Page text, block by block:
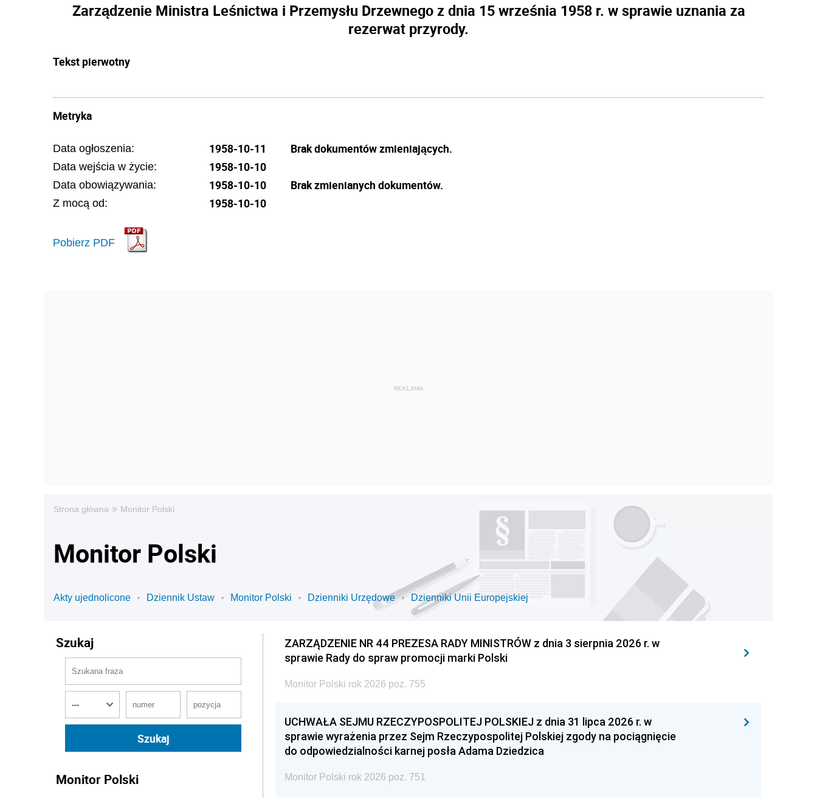
Zarządzenie Ministra Leśnictwa i Przemysłu Drzewnego z dnia 15 września 1958 r. w sprawie uznania za
rezerwat przyrody.
Tekst pierwotny
Metryka
Data ogłoszenia: 1958-10-11
Data wejścia w życie: 1958-10-10
Data obowiązywania: 1958-10-10
Z mocą od: 1958-10-10
Pobierz PDF
Brak dokumentów zmieniających.
Brak zmienianych dokumentów.
Strona główna » Monitor Polski
Monitor Polski
Akty ujednolicone Dziennik Ustaw Monitor Polski Dzienniki Urzędowe Dzienniki Unii Europejskiej
Szukaj
Monitor Polski
ZARZĄDZENIE NR 44 PREZESA RADY MINISTRÓW z dnia 3 sierpnia 2026 r. w
sprawie Rady do spraw promocji marki Polski
Monitor Polski rok 2026 poz. 755
UCHWAŁA SEJMU RZECZYPOSPOLITEJ POLSKIEJ z dnia 31 lipca 2026 r. w
sprawie wyrażenia przez Sejm Rzeczypospolitej Polskiej zgody na pociągnięcie
do odpowiedzialności karnej posła Adama Dziedzica
Monitor Polski rok 2026 poz. 751